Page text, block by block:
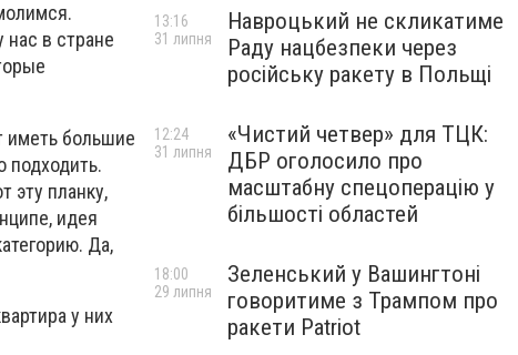
в стране
иметь большие
подходить.
эту планку,
идея
Да,
у них
Навроцький не скликатиме
Раду нацбезпеки через
російську ракету в Польщі
13:16
31 липня
«Чистий четвер» для ТЦК:
ДБР оголосило про
масштабну спецоперацію у
більшості областей
12:24
31 липня
Зеленський у Вашингтоні
говоритиме з Трампом про
ракети Patriot
18:00
29 липня